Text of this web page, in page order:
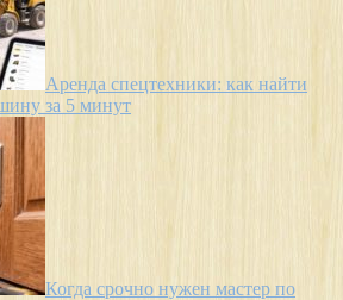
Аренда спецтехники: как найти
за 5 минут
Когда срочно нужен мастер по